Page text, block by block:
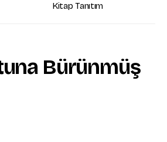
Kitap Tanıtım
Bürünmüş